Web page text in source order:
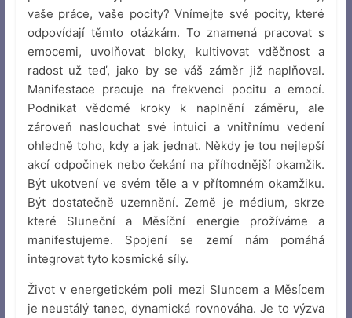
vaše práce, vaše pocity? Vnímejte své pocity, které
odpovídají těmto otázkám. To znamená pracovat s
emocemi, uvolňovat bloky, kultivovat vděčnost a
radost už teď, jako by se váš záměr již naplňoval.
Manifestace pracuje na frekvenci pocitu a emocí.
Podnikat vědomé kroky k naplnění záměru, ale
zároveň naslouchat své intuici a vnitřnímu vedení
ohledně toho, kdy a jak jednat. Někdy je tou nejlepší
akcí odpočinek nebo čekání na příhodnější okamžik.
Být ukotvení ve svém těle a v přítomném okamžiku.
Být dostatečně uzemnění. Země je médium, skrze
které Sluneční a Měsíční energie prožíváme a
manifestujeme. Spojení se zemí nám pomáhá
integrovat tyto kosmické síly.
Život v energetickém poli mezi Sluncem a Měsícem
je neustálý tanec, dynamická rovnováha. Je to výzva